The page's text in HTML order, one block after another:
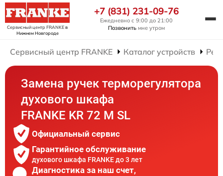
Сервисный центр FRANKEв
Нижнем Новгороде
+7 (831) 231-09-76
Ежедневно с 9:00 до 21:00
Позвонить мне утром
Сервисный центр FRANKE Каталог устройств
Замена ручек терморегулятора
духового шкафа
FRANKE KR 72 M SL
Официальный сервис
Гарантийное обслуживание
духового шкафа FRANKE до 3 лет
Диагностика за наш счет,